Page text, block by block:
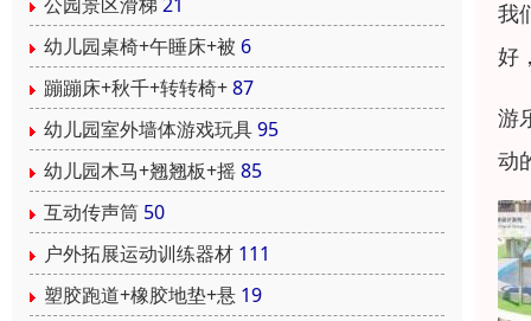
幼儿园桌椅+午睡床+被 6
蹦蹦床+秋千+转转椅+87
幼儿园室外墙体游戏玩具95
幼儿园木马+翘翘板+摇85
互动传声筒 50
户外拓展运动训练器材 111
塑胶跑道+橡胶地垫+悬 19
我
好
游
动